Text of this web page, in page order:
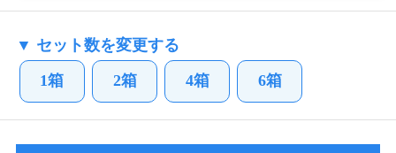
▼ セット数を変更する
1箱 2箱 4箱 6箱